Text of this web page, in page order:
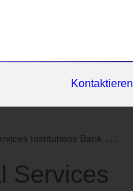
Kontaktieren
Bank on Red Hat to Enhance Agilit...
Services